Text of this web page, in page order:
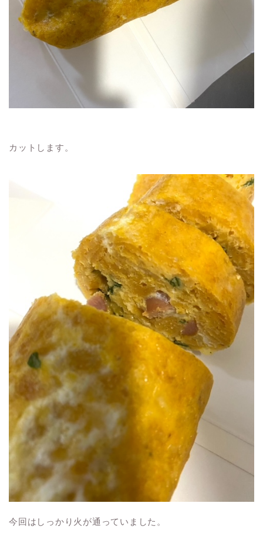
カットします。
今回はしっかり火が通っていました。